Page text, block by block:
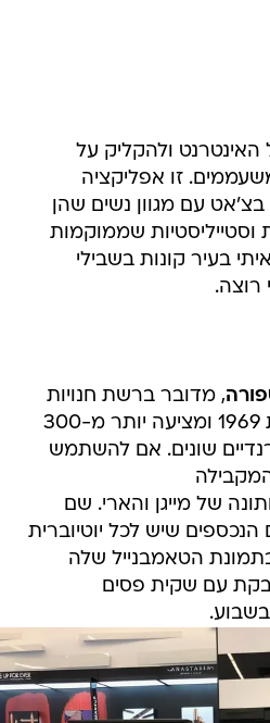
האינטרנט ולהקליק על
זו אפליקציה
עם מגוון נשים שהן
וסטייליסטיות שממוקמות
בעיר קונות בשבילי
רוצה.
, מדובר ברשת חנויות
צרפתית שקיימת משנת 1969 ומציעה יותר מ-300
שונים. אם להשתמש
של מייגן והארי. שם
שיש לכל יוטיוברית
הטאמבנייל שלה
עם שקית פסים